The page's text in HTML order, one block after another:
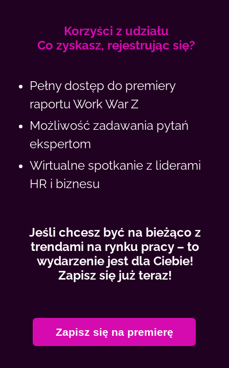
Zapisz się na premierę
Korzyści z udziału
Co zyskasz, rejestrując się?
Pełny dostęp do premiery
raportu Work War Z
Możliwość zadawania pytań
ekspertom
Wirtualne spotkanie z liderami
HR i biznesu
Jeśli chcesz być na bieżąco z
trendami na rynku pracy – to
wydarzenie jest dla Ciebie!
Zapisz się już teraz!